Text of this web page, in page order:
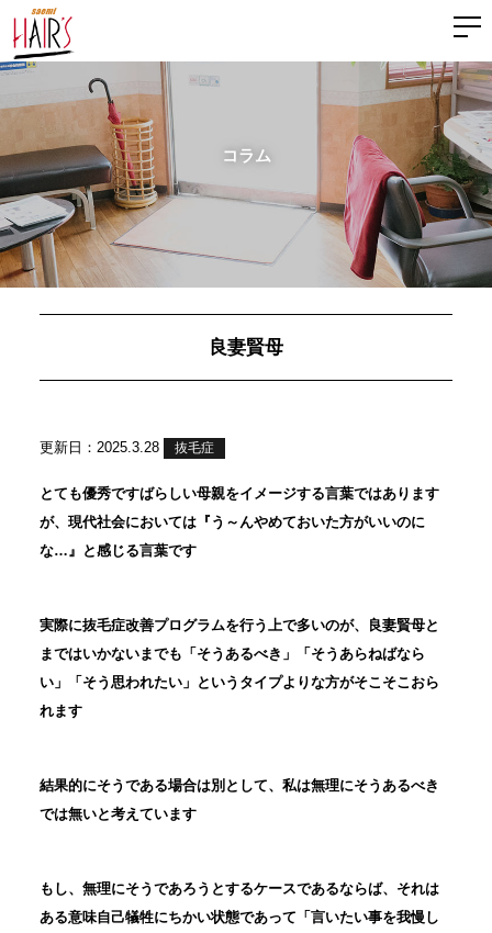
コラム
良妻賢母
更新日：2025.3.28 抜毛症
とても優秀ですばらしい母親をイメージする言葉ではあります
が、現代社会においては『う～んやめておいた方がいいのに
な…』と感じる言葉です
実際に抜毛症改善プログラムを行う上で多いのが、良妻賢母と
まではいかないまでも「そうあるべき」「そうあらねばなら
い」「そう思われたい」というタイプよりな方がそこそこおら
れます
結果的にそうである場合は別として、私は無理にそうあるべき
では無いと考えています
もし、無理にそうであろうとするケースであるならば、それは
ある意味自己犠牲にちかい状態であって「言いたい事を我慢し